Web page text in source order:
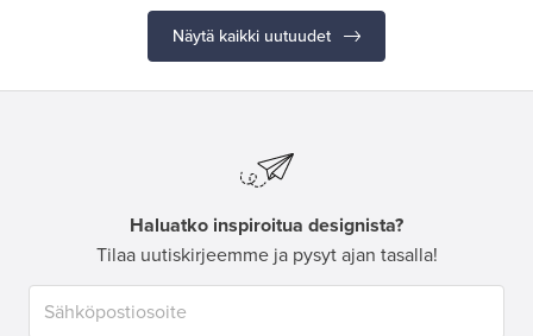
Näytä kaikki uutuudet
Haluatko inspiroitua designista?
Tilaa uutiskirjeemme ja pysyt ajan tasalla!